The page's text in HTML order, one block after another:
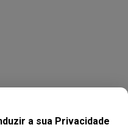
a sua Privacidade